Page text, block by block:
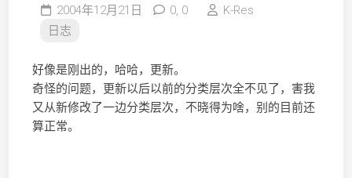
2004年12月21日 0, 0
K-Res
日志
好像是刚出的，哈哈，更新。
奇怪的问题，更新以后以前的分类层次全不见了，害我
又从新修改了一边分类层次，不晓得为啥，别的目前还
算正常。